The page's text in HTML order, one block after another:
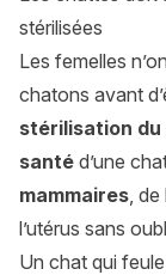
stérilisées
Les femelles
chatons avant
stérilisation
santé d’une
mammaires,
l’utérus sans
Un chat qui